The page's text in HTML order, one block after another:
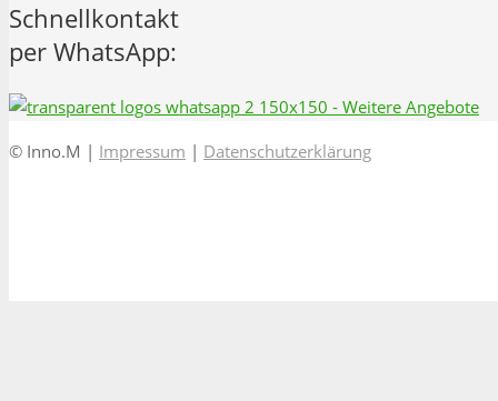
Schnellkontakt
per WhatsApp:
© Inno.M | Impressum | Datenschutzerklärung